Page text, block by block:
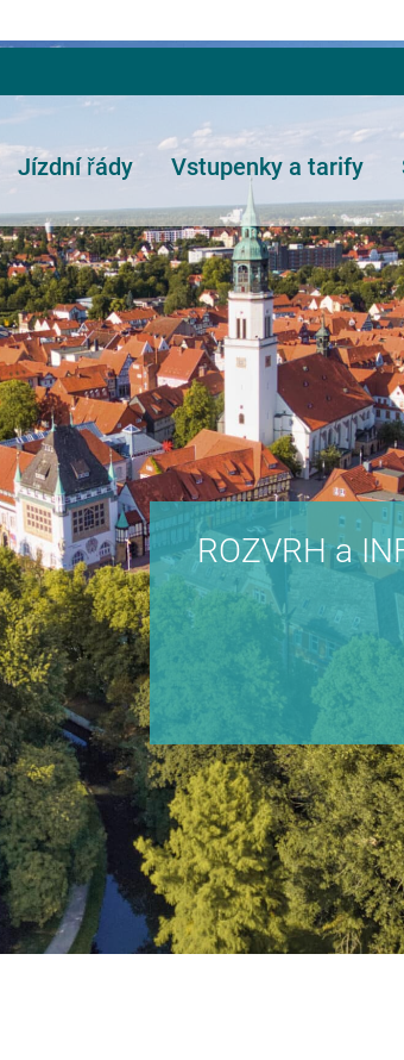
Jízdní řády Vstupenky a tarify
ROZVRH a